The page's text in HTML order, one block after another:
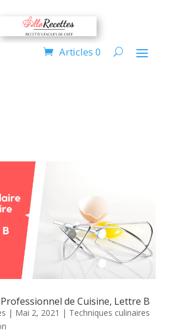
Articles 0
de Cuisine, Lettre B
| Mai 2, 2021 | Techniques culinaires